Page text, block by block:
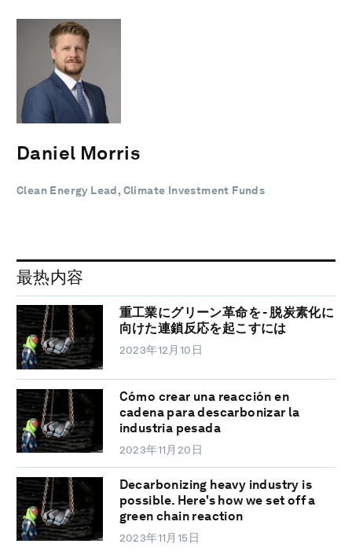
Daniel Morris
Clean Energy Lead, Climate Investment Funds
最热内容
重工業にグリーン革命を - 脱炭素化に
向けた連鎖反応を起こすには
2023年12月10日
Cómo crear una reacción en
cadena para descarbonizar la
industria pesada
2023年11月20日
Decarbonizing heavy industry is
possible. Here's how we set off a
green chain reaction
2023年11月15日